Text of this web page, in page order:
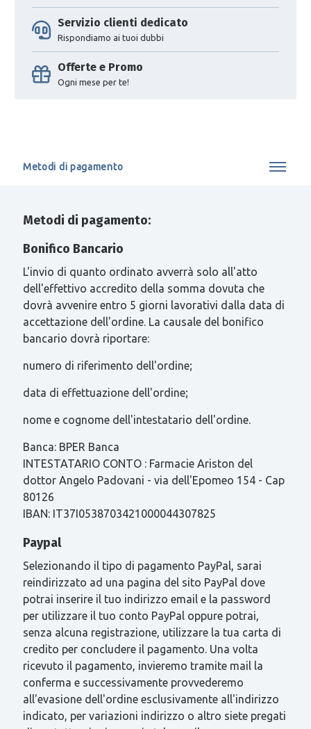
Servizio clienti dedicato
Rispondiamo ai tuoi dubbi
Offerte e Promo
Ogni mese per te!
Metodi di pagamento
Metodi di pagamento:
Bonifico Bancario
L'invio di quanto ordinato avverrà solo all'atto
dell'effettivo accredito della somma dovuta che
dovrà avvenire entro 5 giorni lavorativi dalla data di
accettazione dell'ordine. La causale del bonifico
bancario dovrà riportare:
numero di riferimento dell'ordine;
data di effettuazione dell'ordine;
nome e cognome dell'intestatario dell'ordine.
Banca: BPER Banca
INTESTATARIO CONTO : Farmacie Ariston del
dottor Angelo Padovani - via dell'Epomeo 154 - Cap
80126
IBAN: IT37I0538703421000044307825
Paypal
Selezionando il tipo di pagamento PayPal, sarai
reindirizzato ad una pagina del sito PayPal dove
potrai inserire il tuo indirizzo email e la password
per utilizzare il tuo conto PayPal oppure potrai,
senza alcuna registrazione, utilizzare la tua carta di
credito per concludere il pagamento. Una volta
ricevuto il pagamento, invieremo tramite mail la
conferma e successivamente provvederemo
all'evasione dell'ordine esclusivamente all'indirizzo
indicato, per variazioni indirizzo o altro siete pregati